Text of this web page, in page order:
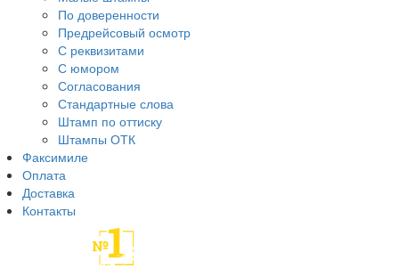
По доверенности
Предрейсовый осмотр
С реквизитами
С юмором
Согласования
Стандартные слова
Штамп по оттиску
Штампы ОТК
Факсимиле
Оплата
Доставка
Контакты